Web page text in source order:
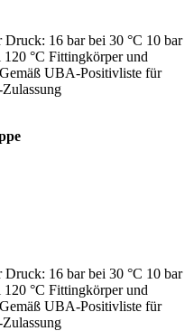
16 bar bei 30 °C 10 bar
120 °C Fittingkörper und
UBA-Positivliste für
16 bar bei 30 °C 10 bar
120 °C Fittingkörper und
UBA-Positivliste für